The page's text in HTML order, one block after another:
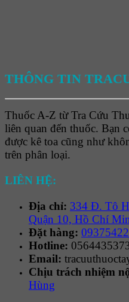
THÔNG TIN
Thuốc A-Z từ Tra Cứu
liên quan đến thuốc. Bạn
được kê toa cũng như
trên phân loại.
LIÊN HỆ:
Địa chỉ: 334 Đ. Tô
Quận 10, Hồ Chí
Đặt hàng:
Hotline:
Email:
Chịu trách nhiệm
Hùng